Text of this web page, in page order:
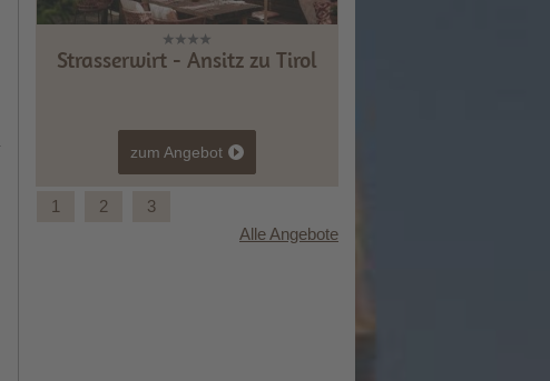
Strasserwirt - Ansitz zu Tirol
zum Angebot
1 2
3
Alle Angebote